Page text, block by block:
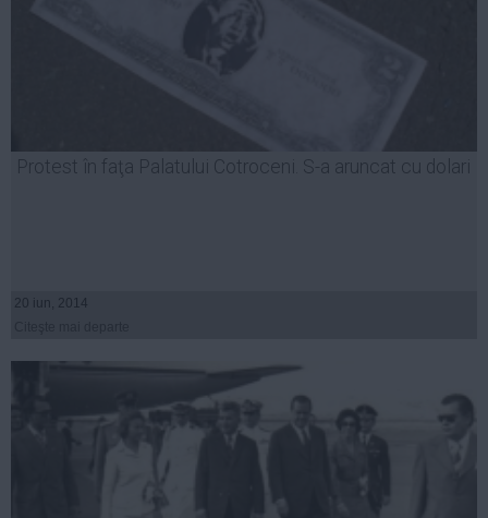
Protest în faţa Palatului Cotroceni. S-a aruncat cu dolari
20 iun, 2014